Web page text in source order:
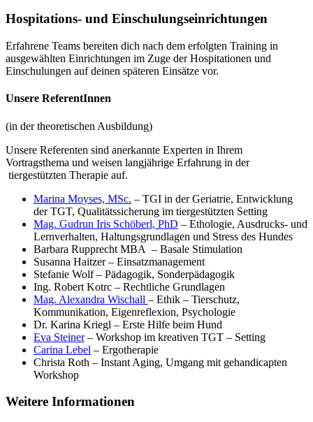
Hospitations- und Einschulungseinrichtungen
Erfahrene Teams bereiten dich nach dem erfolgten Training in
ausgewählten Einrichtungen im Zuge der Hospitationen und
Einschulungen auf deinen späteren Einsätze vor.
Unsere ReferentInnen
(in der theoretischen Ausbildung)
Unsere Referenten sind anerkannte Experten in Ihrem
Vortragsthema und weisen langjährige Erfahrung in der
tiergestützten Therapie auf.
Marina Moyses, MSc. – TGI in der Geriatrie, Entwicklung
der TGT, Qualitätssicherung im tiergestützten Setting
Mag. Gudrun Iris Schöberl, PhD – Ethologie, Ausdrucks- und
Lernverhalten, Haltungsgrundlagen und Stress des Hundes
Barbara Rupprecht MBA – Basale Stimulation
Susanna Haitzer – Einsatzmanagement
Stefanie Wolf – Pädagogik, Sonderpädagogik
Ing. Robert Kotrc – Rechtliche Grundlagen
Mag. Alexandra Wischall – Ethik – Tierschutz,
Kommunikation, Eigenreflexion, Psychologie
Dr. Karina Kriegl – Erste Hilfe beim Hund
Eva Steiner– Workshop im kreativen TGT – Setting
Carina Lebel – Ergotherapie
Christa Roth – Instant Aging, Umgang mit gehandicapten
Workshop
Weitere Informationen